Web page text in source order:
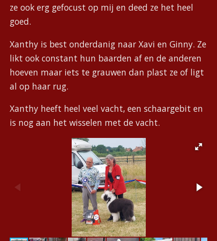
ze ook erg gefocust op mij en deed ze het heel
goed.
Xanthy is best onderdanig naar Xavi en Ginny. Ze
likt ook constant hun baarden af en de anderen
hoeven maar iets te grauwen dan plast ze of ligt
al op haar rug.
Xanthy heeft heel veel vacht, een schaargebit en
is nog aan het wisselen met de vacht.